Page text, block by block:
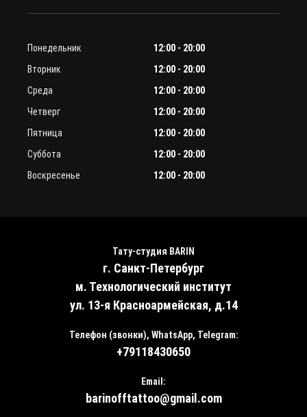
Понедельник
12:00 - 20:00
Вторник
12:00 - 20:00
Среда
12:00 - 20:00
Четверг
12:00 - 20:00
Пятница
12:00 - 20:00
Суббота
12:00 - 20:00
Воскресенье
12:00 - 20:00
Тату-студия BARIN
г. Санкт-Петербург
м. Технологический институт
ул. 13-я Красноармейская, д.14
Телефон (звонки), WhatsApp, Telegram:
+79118430650
Email:
barinofftattoo@gmail.com